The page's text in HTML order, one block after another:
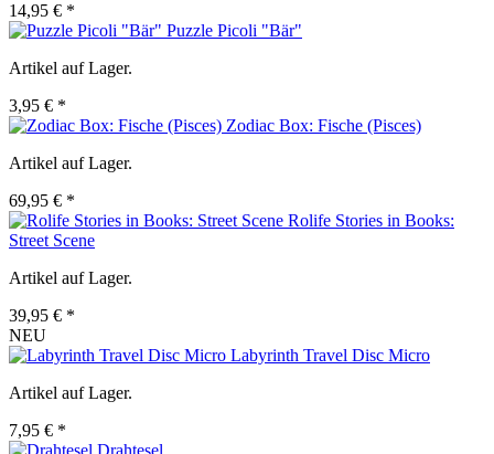
14,95 € *
Puzzle Picoli "Bär"
Artikel auf Lager.
3,95 € *
Zodiac Box: Fische (Pisces)
Artikel auf Lager.
69,95 € *
Rolife Stories in Books:
Street Scene
Artikel auf Lager.
39,95 € *
NEU
Labyrinth Travel Disc Micro
Artikel auf Lager.
7,95 € *